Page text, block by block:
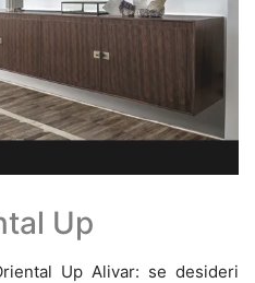
Up
Up Alivar: se desideri